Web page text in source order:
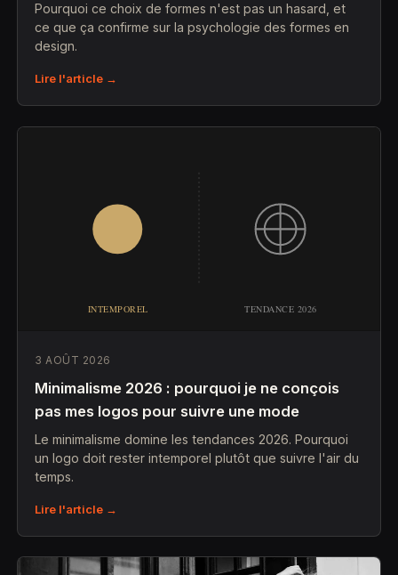
Pourquoi ce choix de formes n'est pas un hasard, et
ce que ça confirme sur la psychologie des formes en
design.
Lire l'article →
3 AOÛT 2026
Minimalisme 2026 : pourquoi je ne conçois
pas mes logos pour suivre une mode
Le minimalisme domine les tendances 2026. Pourquoi
un logo doit rester intemporel plutôt que suivre l'air du
temps.
Lire l'article →